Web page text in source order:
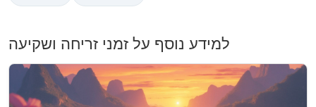
למידע נוסף על זמני זריחה ושקיעה